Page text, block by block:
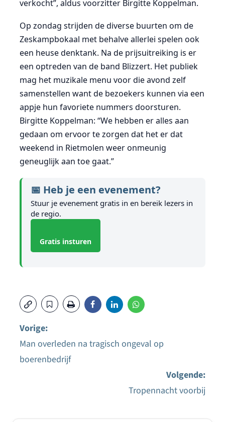
verkocht”, aldus voorzitter Birgitte Koppelman.
Op zondag strijden de diverse buurten om de
Zeskampbokaal met behalve allerlei spelen ook
een heuse denktank. Na de prijsuitreiking is er
een optreden van de band Blizzert. Het publiek
mag het muzikale menu voor die avond zelf
samenstellen want de bezoekers kunnen via een
appje hun favoriete nummers doorsturen.
Birgitte Koppelman: “We hebben er alles aan
gedaan om ervoor te zorgen dat het er dat
weekend in Rietmolen weer onmeunig
geneuglijk aan toe gaat.”
📅 Heb je een evenement?
Stuur je evenement gratis in en bereik lezers in
de regio.
Gratis insturen
Bericht
Vorige:
Man overleden na tragisch ongeval op
boerenbedrijf
Volgende:
Tropennacht voorbij